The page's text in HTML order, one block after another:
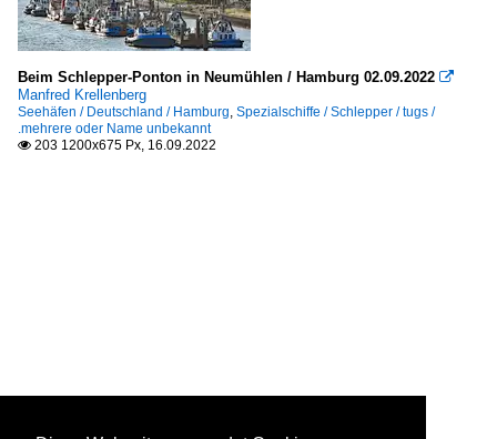
Beim Schlepper-Ponton in Neumühlen / Hamburg 02.09.2022 
Manfred Krellenberg
Seehäfen / Deutschland / Hamburg Spezialschiffe / Schlepper / tugs /
.mehrere oder Name unbekannt
 203 1200x675 Px, 16.09.2022